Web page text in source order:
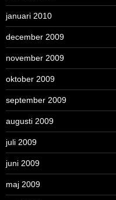
januari 2010
december 2009
november 2009
oktober 2009
september 2009
augusti 2009
juli 2009
juni 2009
maj 2009